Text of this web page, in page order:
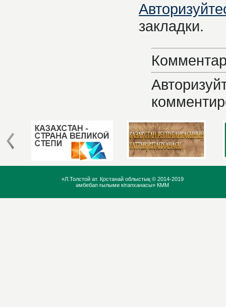
закладки.
«Л.Толстой ат. Қостанай облыстық © 2014-2019
әмбебап ғылыми кітапханасы» КММ